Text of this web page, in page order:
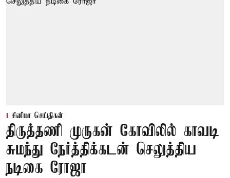
சினிமா செய்திகள்
திருத்தணி முருகன் கோவிலில் காவடி
சுமந்து நேர்த்திக்கடன் செலுத்திய
நடிகை ரோஜா